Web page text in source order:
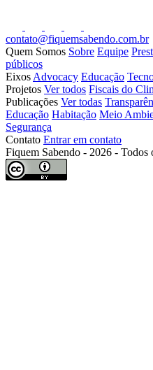
contato@fiquemsabendo.com.br
Quem Somos Sobre Equipe
públicos
Eixos Advocacy Educação
Projetos Ver todos Fiscais do
Publicações Ver todas
Educação Habitação Meio
Segurança
Contato Entrar em contato
Fiquem Sabendo - 2026 - Todos